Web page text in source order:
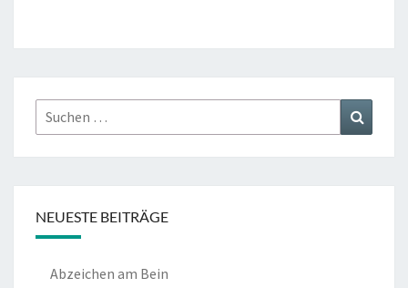
Suchen
nach:
NEUESTE BEITRÄGE
Abzeichen am Bein